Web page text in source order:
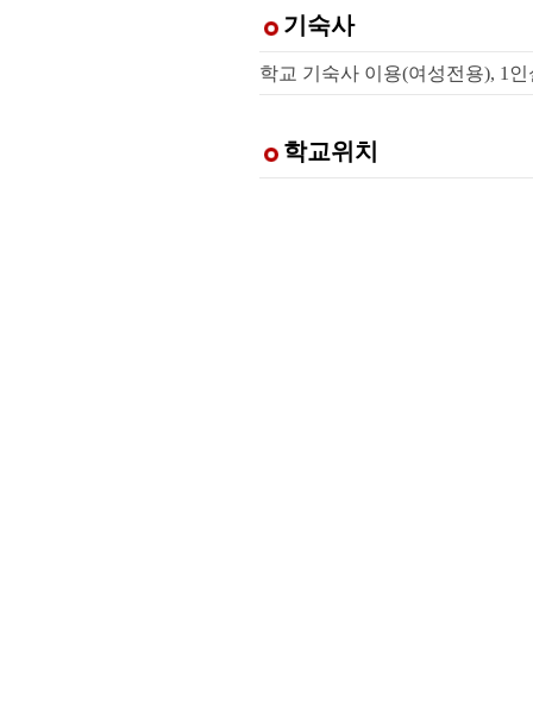
기숙사
학교 기숙사 이용(여성전용), 1
학교위치